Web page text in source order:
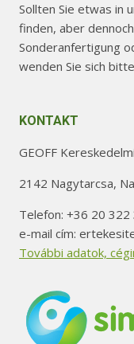
Sollten Sie etwas in
finden, aber
Sonderanfertigung
wenden Sie sich
KONTAKT
GEOFF
2142 Nagytarcsa,
Telefon: +36 20
e-mail cím:
További adatok,